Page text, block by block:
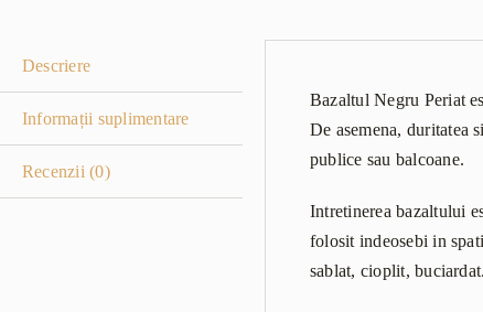
Descriere
Informații suplimentare
Recenzii (0)
Bazaltul Negru Periat
De asemena, duritatea
publice sau balcoane.
Intretinerea bazaltului
folosit indeosebi in
sablat, cioplit, buciardat.